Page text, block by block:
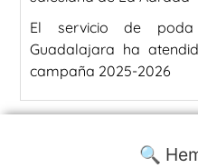
El servicio de
Guadalajara ha
campaña 2025-2026
🔍